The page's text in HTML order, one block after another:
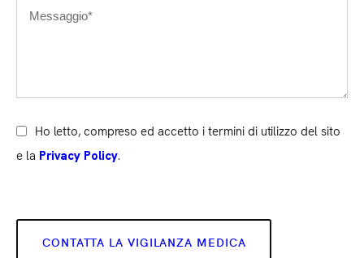
Ho letto, compreso ed accetto i termini di utilizzo del sito
e la Privacy Policy.